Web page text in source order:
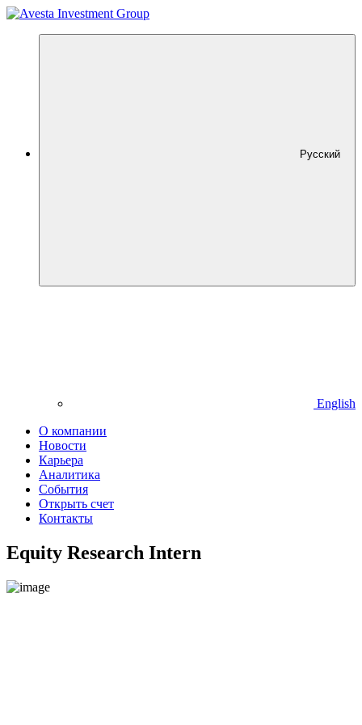
Русский
English
О компании
Новости
Карьера
Аналитика
События
Открыть счет
Контакты
Equity Research Intern